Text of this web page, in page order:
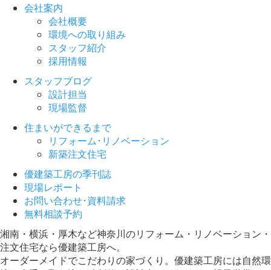
会社案内
会社概要
環境への取り組み
スタッフ紹介
採用情報
スタッフブログ
設計担当
現場監督
住まいができるまで
リフォーム･リノベーション
新築注文住宅
優建築工房の季刊誌
現場レポート
お問い合わせ･資料請求
無料相談予約
湘南・横浜・厚木など神奈川のリフォーム・リノベーション・
注文住宅なら優建築工房へ。
オーダーメイドでこだわりの家づくり。優建築工房には自然環